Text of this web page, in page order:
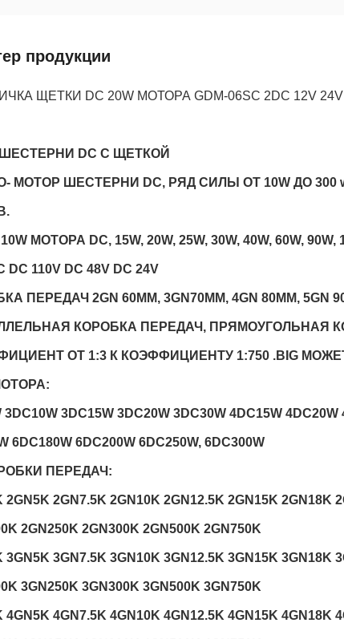
продукции
ЩЕТКИ DC 20W МОТОРА GDM-06SC 2DC 12V
DC С ЩЕТКОЙ
МОТОР ШЕСТЕРНИ DC, РЯД СИЛЫ ОТ 10W ДО
МОТОРА DC, 15W, 20W, 25W, 30W, 40W, 60W, 90W,
DC 110V DC 48V DC 24V
ПЕРЕДАЧ 2GN 60MM, 3GN70MM, 4GN 80MM, 5GN
КОРОБКА ПЕРЕДАЧ, ПРЯМОУГОЛЬНАЯ
ОТ 1:3 К КОЭФФИЦИЕНТУ 1:750 .BIG
3DC10W 3DC15W 3DC20W 3DC30W 4DC15W
6DC180W 6DC200W 6DC250W, 6DC300W
ПЕРЕДАЧ:
2GN5K 2GN7.5K 2GN10K 2GN12.5K 2GN15K 2GN18K
2GN250K 2GN300K 2GN500K 2GN750K
3GN5K 3GN7.5K 3GN10K 3GN12.5K 3GN15K 3GN18K
3GN250K 3GN300K 3GN500K 3GN750K
4GN5K 4GN7.5K 4GN10K 4GN12.5K 4GN15K 4GN18K